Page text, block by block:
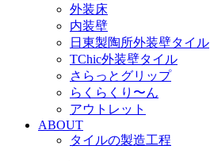
外装床
内装壁
日東製陶所外装壁タイル
TChic外装壁タイル
さらっとグリップ
らくらくり〜ん
アウトレット
ABOUT
タイルの製造工程